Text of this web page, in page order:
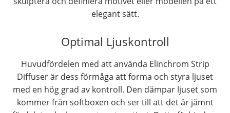
elegant sätt.
Optimal Ljuskontroll
Huvudfördelen med att använda Elinchrom Strip
Diffuser är dess förmåga att forma och styra ljuset
med en hög grad av kontroll. Den dämpar ljuset som
kommer från softboxen och ser till att det är jämnt